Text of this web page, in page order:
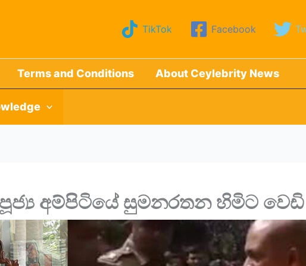
TikTok Facebook
Terms and Conditions About Ceylebrity News
අම්පිටියේ සුමනරතන හිමිට වෙඩි